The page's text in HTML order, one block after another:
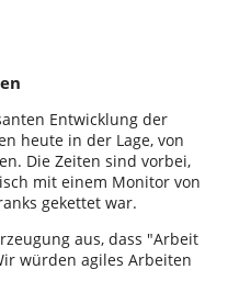
Entwicklung der
heute in der Lage, von
Die Zeiten sind vorbei,
mit einem Monitor von
gekettet war.
aus, dass "Arbeit
würden agiles Arbeiten